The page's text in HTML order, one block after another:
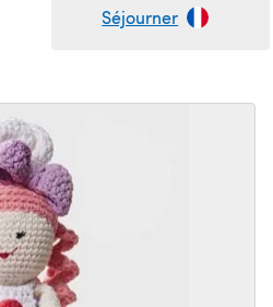
Séjourner